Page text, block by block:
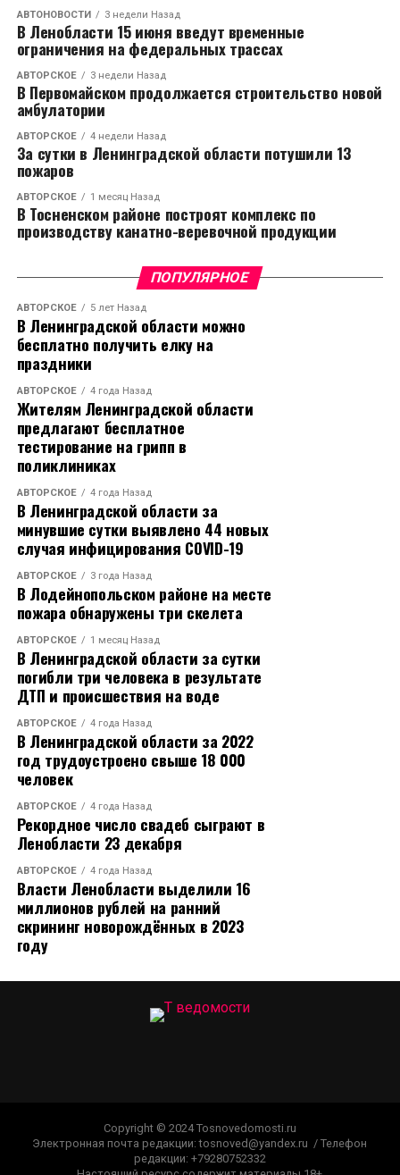
АВТОНОВОСТИ 3 недели Назад
В Ленобласти 15 июня введут временные
ограничения на федеральных трассах
АВТОРСКОЕ 3 недели Назад
В Первомайском продолжается строительство новой
амбулатории
АВТОРСКОЕ 4 недели Назад
За сутки в Ленинградской области потушили 13
пожаров
АВТОРСКОЕ 1 месяц Назад
В Тосненском районе построят комплекс по
производству канатно-веревочной продукции
ПОПУЛЯРНОЕ
АВТОРСКОЕ 5 лет Назад
В Ленинградской области можно
бесплатно получить елку на
праздники
АВТОРСКОЕ 4 года Назад
Жителям Ленинградской области
предлагают бесплатное
тестирование на грипп в
поликлиниках
АВТОРСКОЕ 4 года Назад
В Ленинградской области за
минувшие сутки выявлено 44 новых
случая инфицирования COVID-19
АВТОРСКОЕ 3 года Назад
В Лодейнопольском районе на месте
пожара обнаружены три скелета
АВТОРСКОЕ 1 месяц Назад
В Ленинградской области за сутки
погибли три человека в результате
ДТП и происшествия на воде
АВТОРСКОЕ 4 года Назад
В Ленинградской области за 2022
год трудоустроено свыше 18 000
человек
АВТОРСКОЕ 4 года Назад
Рекордное число свадеб сыграют в
Ленобласти 23 декабря
АВТОРСКОЕ 4 года Назад
Власти Ленобласти выделили 16
миллионов рублей на ранний
скрининг новорождённых в 2023
году
Copyright © 2024 Tosnovedomosti.ru
Электронная почта редакции: tosnoved@yandex.ru / Телефон
редакции: +79280752332